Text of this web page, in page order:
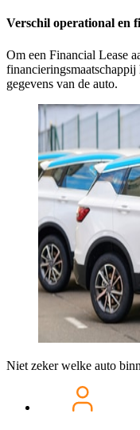
Verschil operational en
Om een Financial Lease
gegevens van de auto.
Niet zeker welke auto